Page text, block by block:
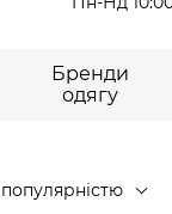
Бренди
одягу